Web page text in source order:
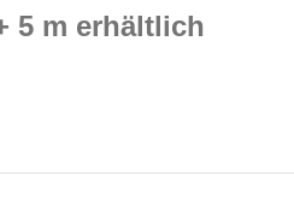
5 m erhältlich